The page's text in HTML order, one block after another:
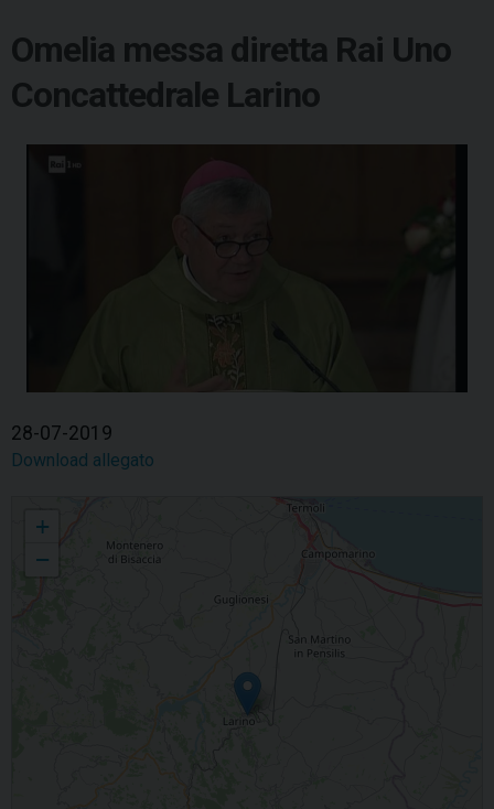
Omelia messa diretta Rai Uno
Concattedrale Larino
28-07-2019
Download allegato
Omelia messa diretta Rai Uno Concattedrale Larino
+
−